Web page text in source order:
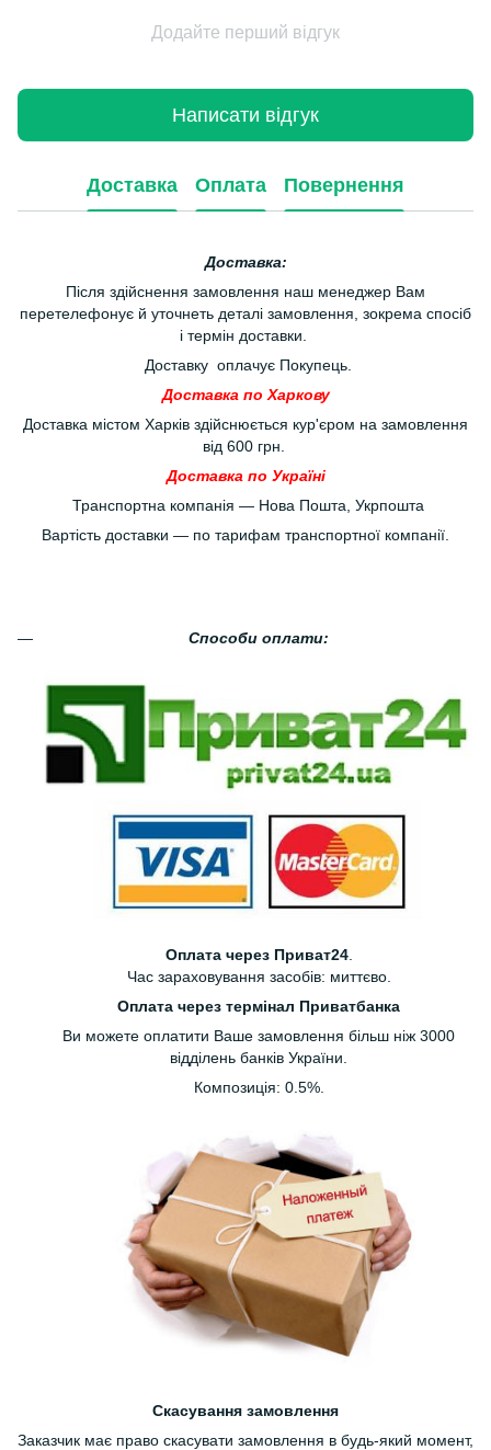
Додайте перший відгук
Написати відгук
Доставка Оплата Повернення
Доставка:
Після здійснення замовлення наш менеджер Вам
перетелефонує й уточнеть деталі замовлення, зокрема спосіб
і термін доставки.
Доставку оплачує Покупець.
Доставка по Харкову
Доставка містом Харків здійснюється кур'єром на замовлення
від 600 грн.
Доставка по Україні
Транспортна компанія — Нова Пошта, Укрпошта
Вартість доставки — по тарифам транспортної компанії.
Способи оплати:
Оплата через Приват24.
Час зараховування засобів: миттєво.
Оплата через термінал Приватбанка
Ви можете оплатити Ваше замовлення більш ніж 3000
відділень банків України.
Композиція: 0.5%.
Скасування замовлення
Заказчик має право скасувати замовлення в будь-який момент,